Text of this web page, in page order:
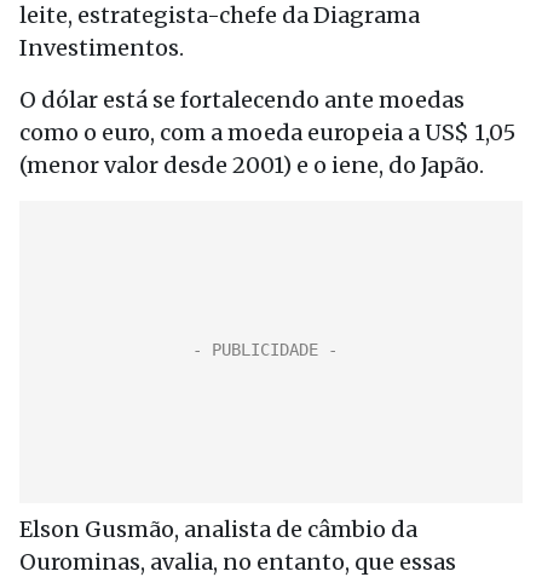
leite, estrategista-chefe da Diagrama
Investimentos.
O dólar está se fortalecendo ante moedas
como o euro, com a moeda europeia a US$ 1,05
(menor valor desde 2001) e o iene, do Japão.
Elson Gusmão, analista de câmbio da
Ourominas, avalia, no entanto, que essas